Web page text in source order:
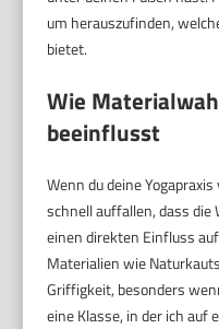
um herauszufinden,
bietet.
Wie
beeinflusst
Wenn du deine
schnell auffallen, dass
einen direkten Einfluss
Materialien wie
Griffigkeit, besonders
eine Klasse, in der ich